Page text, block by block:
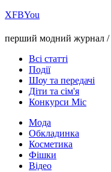
ХFBYou
перший модний журнал /
Всі статті
Події
Шоу та передачі
Діти та сім'я
Конкурси Міс
Мода
Обкладинка
Косметика
Фішки
Відео